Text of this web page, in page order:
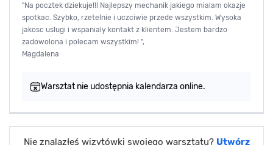
"Na pocztek dziekuje!!! Najlepszy mechanik jakiego mialam okazje
spotkac. Szybko, rzetelnie i uczciwie przede wszystkim. Wysoka
jakosc uslugi i wspanialy kontakt z klientem. Jestem bardzo
zadowolona i polecam wszystkim! ",
Magdalena
Warsztat nie udostępnia kalendarza online.
Nie znalazłeś wizytówki swojego warsztatu? Utwórz